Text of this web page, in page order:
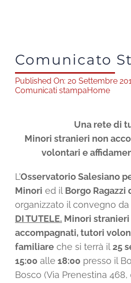
Comunicato
Published On: 20 Settembre
Comunicati stampaHome
Una rete di
Minori stranieri non
volontari e
L’Osservatorio Salesiano
Minori ed il Borgo Ragazzi
organizzato il convegno
DI TUTELE. Minori stranieri
accompagnati, tutori
familiareche si terrà il25
15:00 alle 18:00 presso il
Bosco (Via Prenestina 468,